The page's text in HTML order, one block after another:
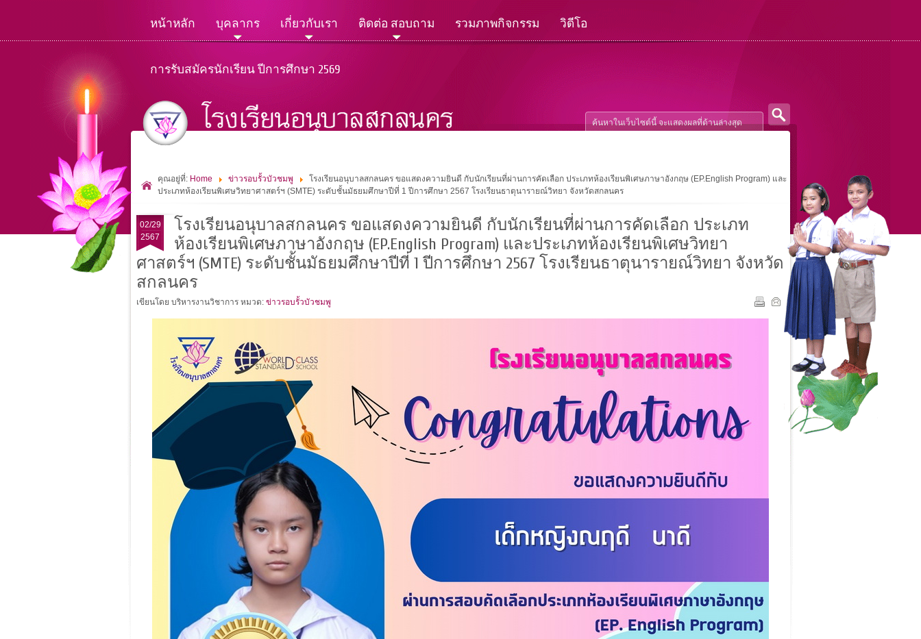
หน้าหลัก บุคลากร เกี่ยวกับเรา ติดต่อ สอบถาม รวมภาพกิจกรรม วิดีโอ
การรับสมัครนักเรียน ปีการศึกษา 2569
คุณอยู่ที่: Home ข่าวรอบรั้วบัวชมพู
โรงเรียนอนุบาลสกลนคร ขอแสดงความยินดี กับนักเรียนที่ผ่านการคัดเลือก ประเภทห้องเรียนพิเศษภาษาอังกฤษ (EP.English Program) และ
ประเภทห้องเรียนพิเศษวิทยาศาสตร์ฯ (SMTE) ระดับชั้นมัธยมศึกษาปีที่ 1 ปีการศึกษา 2567 โรงเรียนธาตุนารายณ์วิทยา จังหวัดสกลนคร
02/29
2567
โรงเรียนอนุบาลสกลนคร ขอแสดงความยินดี กับนักเรียนที่ผ่านการคัดเลือก ประเภท
ห้องเรียนพิเศษภาษาอังกฤษ (EP.English Program) และประเภทห้องเรียนพิเศษวิทยา
ศาสตร์ฯ (SMTE) ระดับชั้นมัธยมศึกษาปีที่ 1 ปีการศึกษา 2567 โรงเรียนธาตุนารายณ์วิทยา จังหวัด
สกลนคร
เขียนโดย บริหารงานวิชาการ หมวด: ข่าวรอบรั้วบัวชมพู